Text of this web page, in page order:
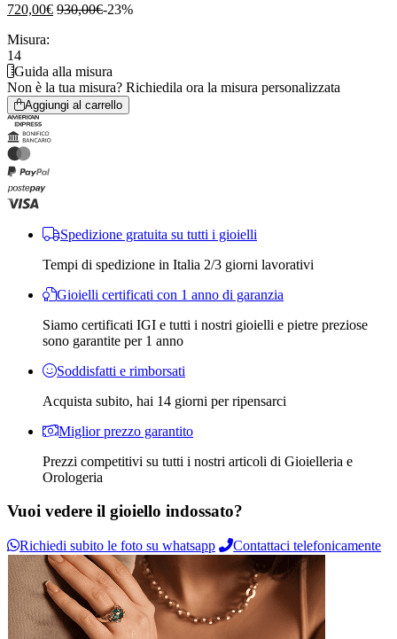
720,00€ 930,00€-23%
Misura:
14
Guida alla misura
Non è la tua misura? Richiedila ora la misura personalizzata
Aggiungi al carrello
Spedizione gratuita su tutti i gioielli
Tempi di spedizione in Italia 2/3 giorni lavorativi
Gioielli certificati con 1 anno di garanzia
Siamo certificati IGI e tutti i nostri gioielli e pietre preziose
sono garantite per 1 anno
Soddisfatti e rimborsati
Acquista subito, hai 14 giorni per ripensarci
Miglior prezzo garantito
Prezzi competitivi su tutti i nostri articoli di Gioielleria e
Orologeria
Vuoi vedere il gioiello indossato?
Richiedi subito le foto su whatsapp Contattaci telefonicamente